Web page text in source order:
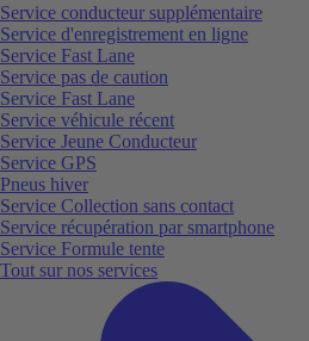
Service conducteur supplémentaire
Service d'enregistrement en ligne
Service Fast Lane
Service pas de caution
Service Fast Lane
Service véhicule récent
Service Jeune Conducteur
Service GPS
Pneus hiver
Service Collection sans contact
Service récupération par smartphone
Service Formule tente
Tout sur nos services